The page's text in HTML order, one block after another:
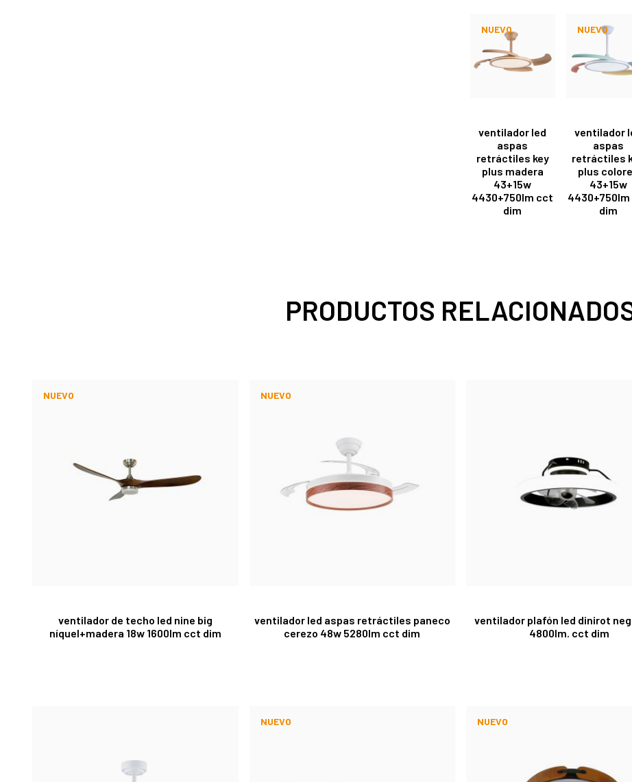
ventilador led
aspas
retráctiles key
plus madera
43+15w
4430+750lm cct
dim
NUEVO
ventilador
aspas
retráctiles
plus
43+15w
dim
NUEVO
PRODUCTOS
ventilador de techo led nine big
níquel+madera 18w 1600lm cct dim
NUEVO
ventilador led aspas retráctiles paneco
cerezo 48w 5280lm cct dim
NUEVO
ventilador plafón led dinirot
4800lm. cct dim
NUEVO NUEVO